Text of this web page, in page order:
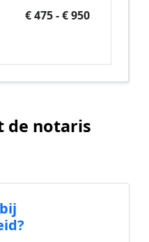
€ 475 - € 950
de notaris